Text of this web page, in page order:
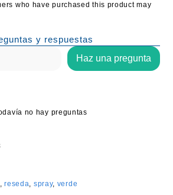
who have purchased this product may
y respuestas
Haz una pregunta
no hay preguntas
,reseda, spray, verde